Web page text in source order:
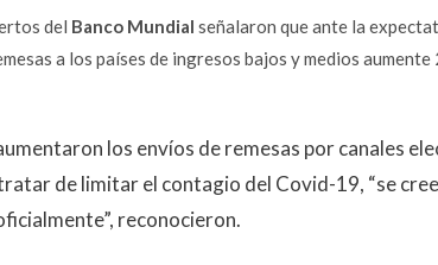
del Banco Mundial señalaron que ante la
a los países de ingresos bajos y medios
los envíos de remesas por canales
de limitar el contagio del Covid-19, “se
reconocieron.